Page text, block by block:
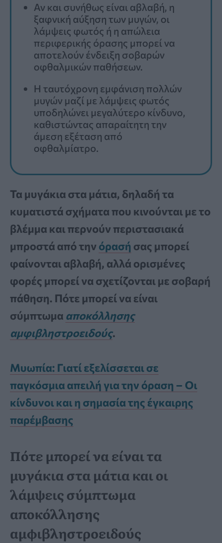
Αν και συνήθως είναι αβλαβή, η
ξαφνική αύξηση των μυγών, οι
λάμψεις φωτός ή η απώλεια
περιφερικής όρασης μπορεί να
αποτελούν ένδειξη σοβαρών
οφθαλμικών παθήσεων.
Η ταυτόχρονη εμφάνιση πολλών
μυγών μαζί με λάμψεις φωτός
υποδηλώνει μεγαλύτερο κίνδυνο,
καθιστώντας απαραίτητη την
άμεση εξέταση από
οφθαλμίατρο.
Τα μυγάκια στα μάτια, δηλαδή τα
κυματιστά σχήματα που κινούνται με το
βλέμμα και περνούν περιστασιακά
μπροστά από την όρασή σας μπορεί
φαίνονται αβλαβή, αλλά ορισμένες
φορές μπορεί να σχετίζονται με σοβαρή
πάθηση. Πότε μπορεί να είναι
σύμπτωμα αποκόλλησης
αμφιβληστροειδούς.
Μυωπία: Γιατί εξελίσσεται σε
παγκόσμια απειλή για την όραση – Οι
κίνδυνοι και η σημασία της έγκαιρης
παρέμβασης
Πότε μπορεί να είναι τα
μυγάκια στα μάτια και οι
λάμψεις σύμπτωμα
αποκόλλησης
αμφιβληστροειδούς